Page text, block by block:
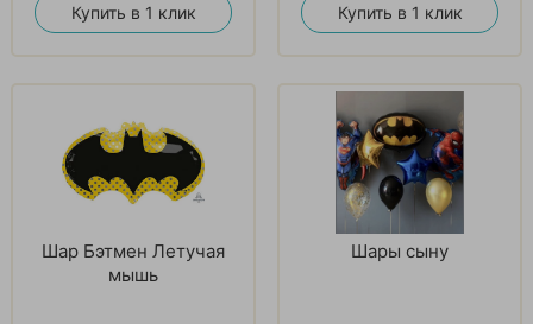
Купить в 1 клик Купить в 1 клик
Шар Бэтмен Летучая
мышь
Шары сыну